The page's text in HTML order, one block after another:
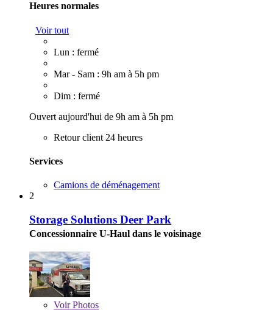
Heures normales
Voir tout
Lun : fermé
Mar - Sam : 9h am à 5h pm
Dim : fermé
Ouvert aujourd'hui de 9h am à 5h pm
Retour client 24 heures
Services
Camions de déménagement
2
Storage Solutions Deer Park
Concessionnaire U-Haul dans le voisinage
VoirPhotos